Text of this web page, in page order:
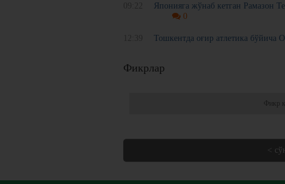
Японияга жўнаб кетган Рамазон
0
Тошкентда оғир атлетика бўйича
Фикрлар
Фикр
<